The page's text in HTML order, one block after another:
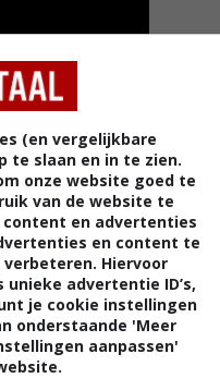
Meer
(en vergelijkbare
te slaan en in te zien.
onze website goed te
van de website te
content en advertenties
en content te
Hiervoor
advertentie ID’s,
je cookie instellingen
onderstaande 'Meer
aanpassen'